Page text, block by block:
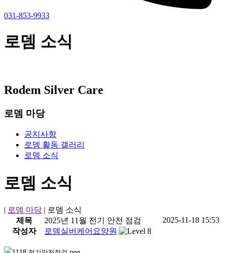
031-853-9933
로뎀 소식
Rodem Silver Care
로뎀 마당
공지사항
로뎀 활동 갤러리
로뎀 소식
로뎀 소식
| 로뎀 마당 | 로뎀 소식
제목
2025년 11월 전기 안전 점검
2025-11-18 15:53
작성자
로뎀실버케어요양원